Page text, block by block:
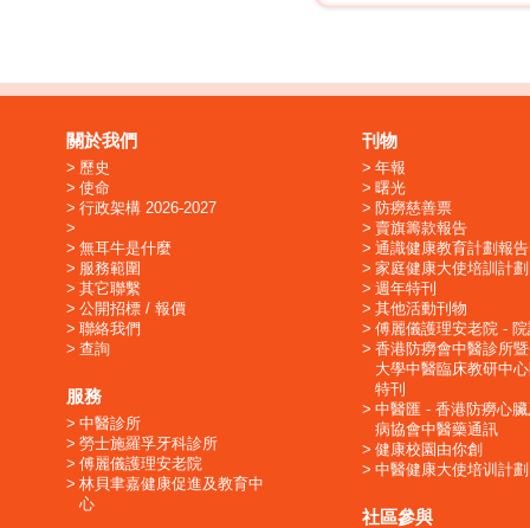
關於我們
歷史
使命
行政架構 2026-2027
無耳牛是什麼
服務範圍
其它聯繫
公開招標 / 報價
聯絡我們
查詢
服務
中醫診所
勞士施羅孚牙科診所
傅麗儀護理安老院
林貝聿嘉健康促進及教育中
心
刊物
年報
曙光
防癆慈善票
賣旗籌款報告
通識健康教育計劃報告
家庭健康大使培訓計劃
週年特刊
其他活動刊物
傅麗儀護理安老院 -
香港防癆會中醫診所
大學中醫臨床教研中
特刊
中醫匯 - 香港防癆心
病協會中醫藥通訊
健康校園由你創
中醫健康大使培训計劃
社區參與